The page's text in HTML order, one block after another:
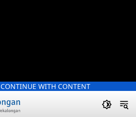
WITH CONTENT